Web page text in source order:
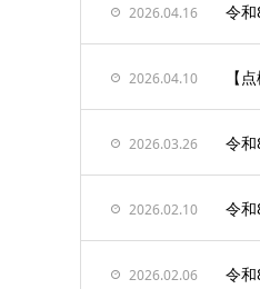
2026.04.16 令
2026.04.10 【
2026.03.26 令
2026.02.10 令和
2026.02.06 令和